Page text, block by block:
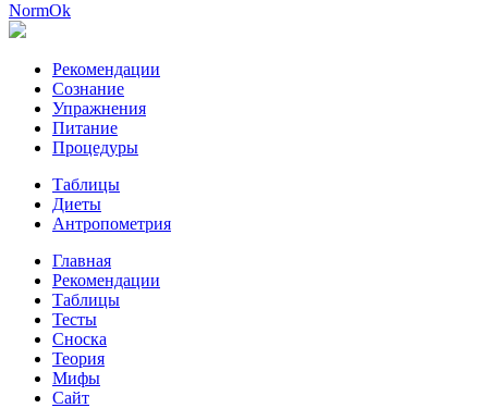
NormOk
Рекомендации
Сознание
Упражнения
Питание
Процедуры
Таблицы
Диеты
Антропометрия
Главная
Рекомендации
Таблицы
Тесты
Сноска
Теория
Мифы
Сайт